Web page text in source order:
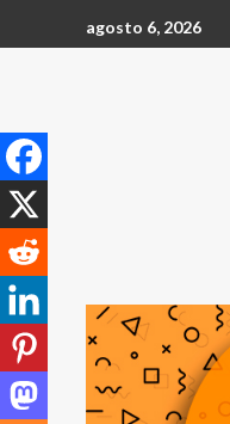
agosto 6, 2026